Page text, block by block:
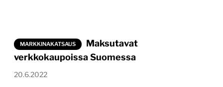
MARKKINAKATSAUS
Maksutavat
verkkokaupoissa Suomessa
20.6.2022